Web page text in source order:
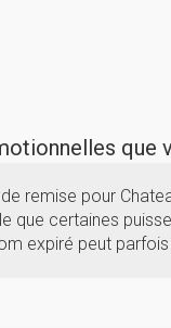
que
remise pour
que certaines
expiré peut